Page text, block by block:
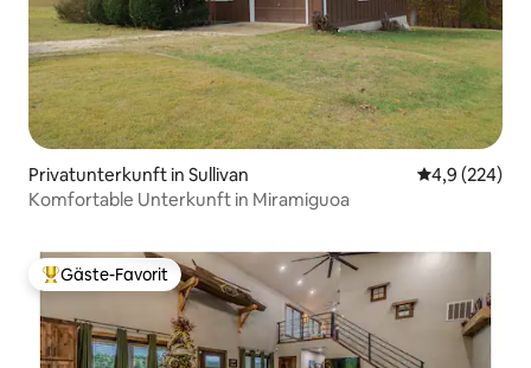
Privatunterkunft in Sullivan
4,9 (224)
Komfortable Unterkunft in Miramiguoa
Beliebter Gäste-Favorit.
Gäste-Favorit